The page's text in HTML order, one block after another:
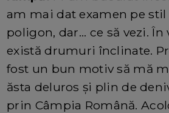
am mai dat examen pe stil
poligon, dar... ce să vezi.
există drumuri înclinate.
fost un bun motiv să mă
ăsta deluros și plin de
prin Câmpia Română.